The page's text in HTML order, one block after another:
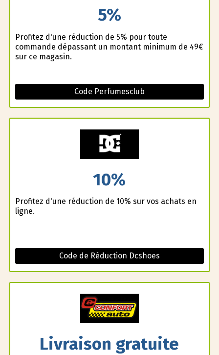
5%
Profitez d'une réduction de 5% pour toute
commande dépassant un montant minimum de 49€
sur ce magasin.
Code Perfumesclub
10%
Profitez d'une réduction de 10% sur vos achats en
ligne.
Code de Réduction Dcshoes
Livraison gratuite